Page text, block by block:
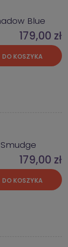
Blue
179,00 zł
DO KOSZYKA
179,00 zł
DO KOSZYKA